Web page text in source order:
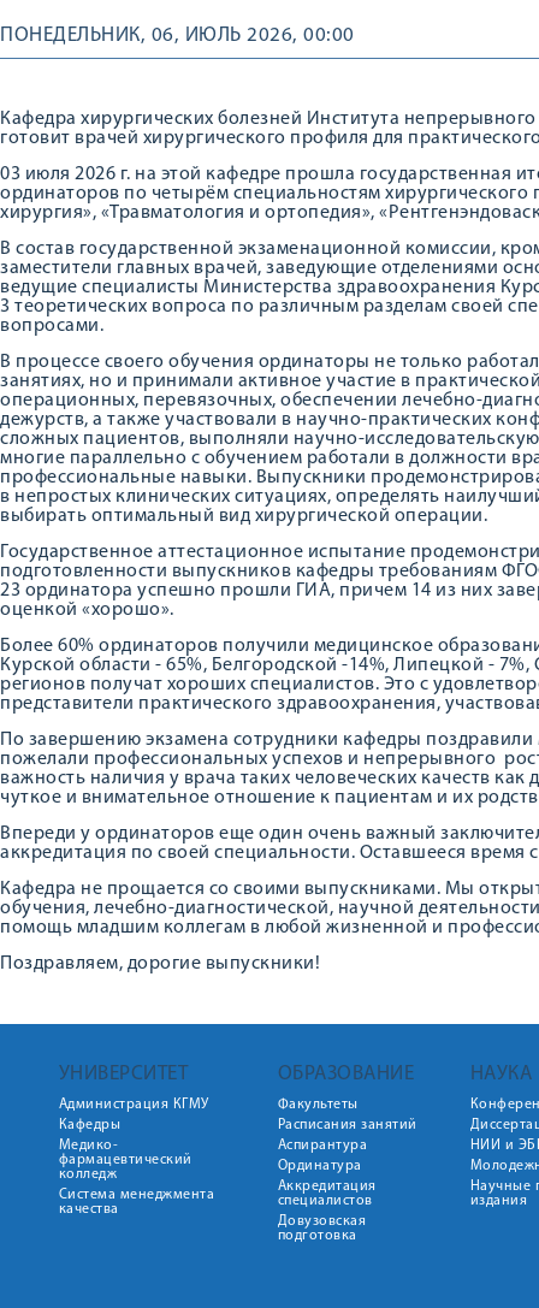
ПОНЕДЕЛЬНИК, 06, ИЮЛЬ 2026, 00:00
Кафедра хирургических болезней Института
готовит врачей хирургического профиля для
03 июля 2026 г. на этой кафедре прошла государственная
ординаторов по четырём специальностям хирургического
хирургия», «Травматология и ортопедия»,
В состав государственной экзаменационной комиссии,
заместители главных врачей, заведующие отделениями
ведущие специалисты Министерства здравоохранения
3 теоретических вопроса по различным разделам своей
вопросами.
В процессе своего обучения ординаторы не только
занятиях, но и принимали активное участие в
операционных, перевязочных, обеспечении лечебно-
дежурств, а также участвовали в научно-практических
сложных пациентов, выполняли научно-
многие параллельно с обучением работали в должности
профессиональные навыки. Выпускники
в непростых клинических ситуациях, определять
выбирать оптимальный вид хирургической операции.
Государственное аттестационное испытание
подготовленности выпускников кафедры требованиям
23 ординатора успешно прошли ГИА, причем 14 из них
оценкой «хорошо».
Более 60% ординаторов получили медицинское
Курской области - 65%, Белгородской -14%, Липецкой -
регионов получат хороших специалистов. Это с
представители практического здравоохранения,
По завершению экзамена сотрудники кафедры
пожелали профессиональных успехов и непрерывного
важность наличия у врача таких человеческих качеств
чуткое и внимательное отношение к пациентам и их
Впереди у ординаторов еще один очень важный
аккредитация по своей специальности. Оставшееся время
Кафедра не прощается со своими выпускниками. Мы
обучения, лечебно-диагностической, научной
помощь младшим коллегам в любой жизненной и
Поздравляем, дорогие выпускники!
УНИВЕРСИТЕТ
Администрация КГМУ
Кафедры
Медико-
фармацевтический
колледж
Система менеджмента
качества
ОБРАЗОВАНИЕ
Факультеты
Расписания занятий
Аспирантура
Ординатура
Аккредитация
специалистов
Довузовская
подготовка
НАУКА
НИИ и
Научные
издания